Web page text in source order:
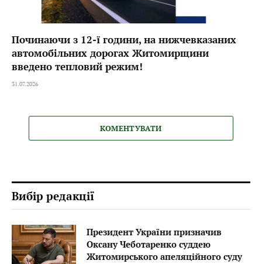
Починаючи з 12-ї години, на нижчевказаних
автомобільних дорогах Житомирщини
введено тепловий режим!
31.07.2026
КОМЕНТУВАТИ
Вибір редакції
Президент України призначив
Оксану Чеботаренко суддею
Житомирського апеляційного суду